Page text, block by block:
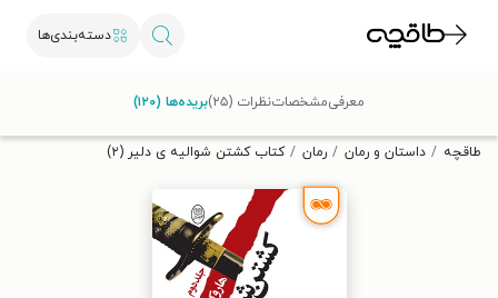
دسته‌بندی‌ها
تخفیف از طاقچه دریافت کن.
طاقچه داستان و رمان رمان کتاب کشتن شوالیه ی دلیر (۲)
معرفیمشخصاتنظرات (۲۵) بریده‌ها (۱۲۰)